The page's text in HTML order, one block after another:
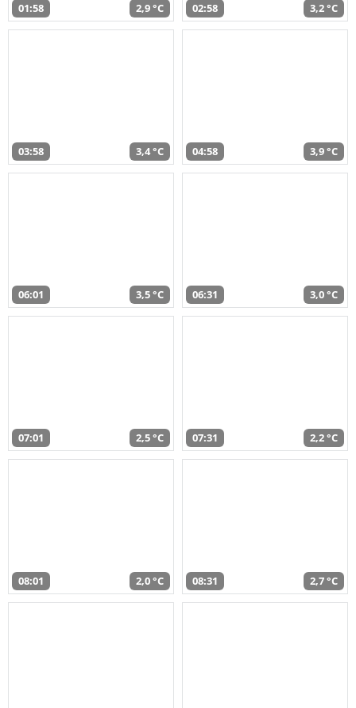
01:58 2,9 °C 02:58 3,2 °C
03:58 3,4 °C 04:58 3,9 °C
06:01 3,5 °C 06:31 3,0 °C
07:01 2,5 °C 07:31 2,2 °C
08:01 2,0 °C 08:31 2,7 °C